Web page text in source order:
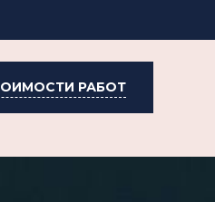
РАБОТ